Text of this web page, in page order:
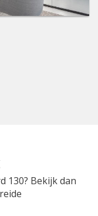
130? Bekijk dan